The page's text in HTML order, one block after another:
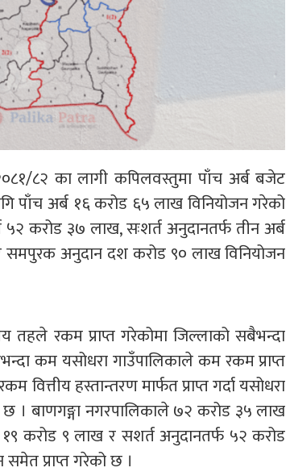
८२ का लागी कपिलवस्तुमा पाँच अर्ब बजेट
पाँच अर्ब १६ करोड ६५ लाख विनियोजन गरेको
करोड ३७ लाख, सःशर्त अनुदानतर्फ तीन अर्ब
अनुदान दश करोड ९० लाख विनियोजन
तहले रकम प्राप्त गरेकोमा जिल्लाको सबैभन्दा
कम यसोधरा गाउँपालिकाले कम रकम प्राप्त
हस्तान्तरण मार्फत प्राप्त गर्दा यसोधरा
। बाणगङ्गा नगरपालिकाले ७२ करोड ३५ लाख
करोड ९ लाख र सशर्त अनुदानतर्फ ५२ करोड
प्राप्त गरेको छ ।